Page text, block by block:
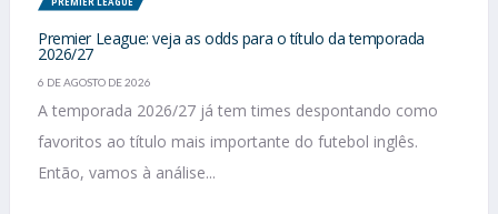
Premier League: veja as odds para o título da temporada
2026/27
6 DE AGOSTO DE 2026
A temporada 2026/27 já tem times despontando como
favoritos ao título mais importante do futebol inglês.
Então, vamos à análise...